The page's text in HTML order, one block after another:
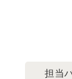
担当